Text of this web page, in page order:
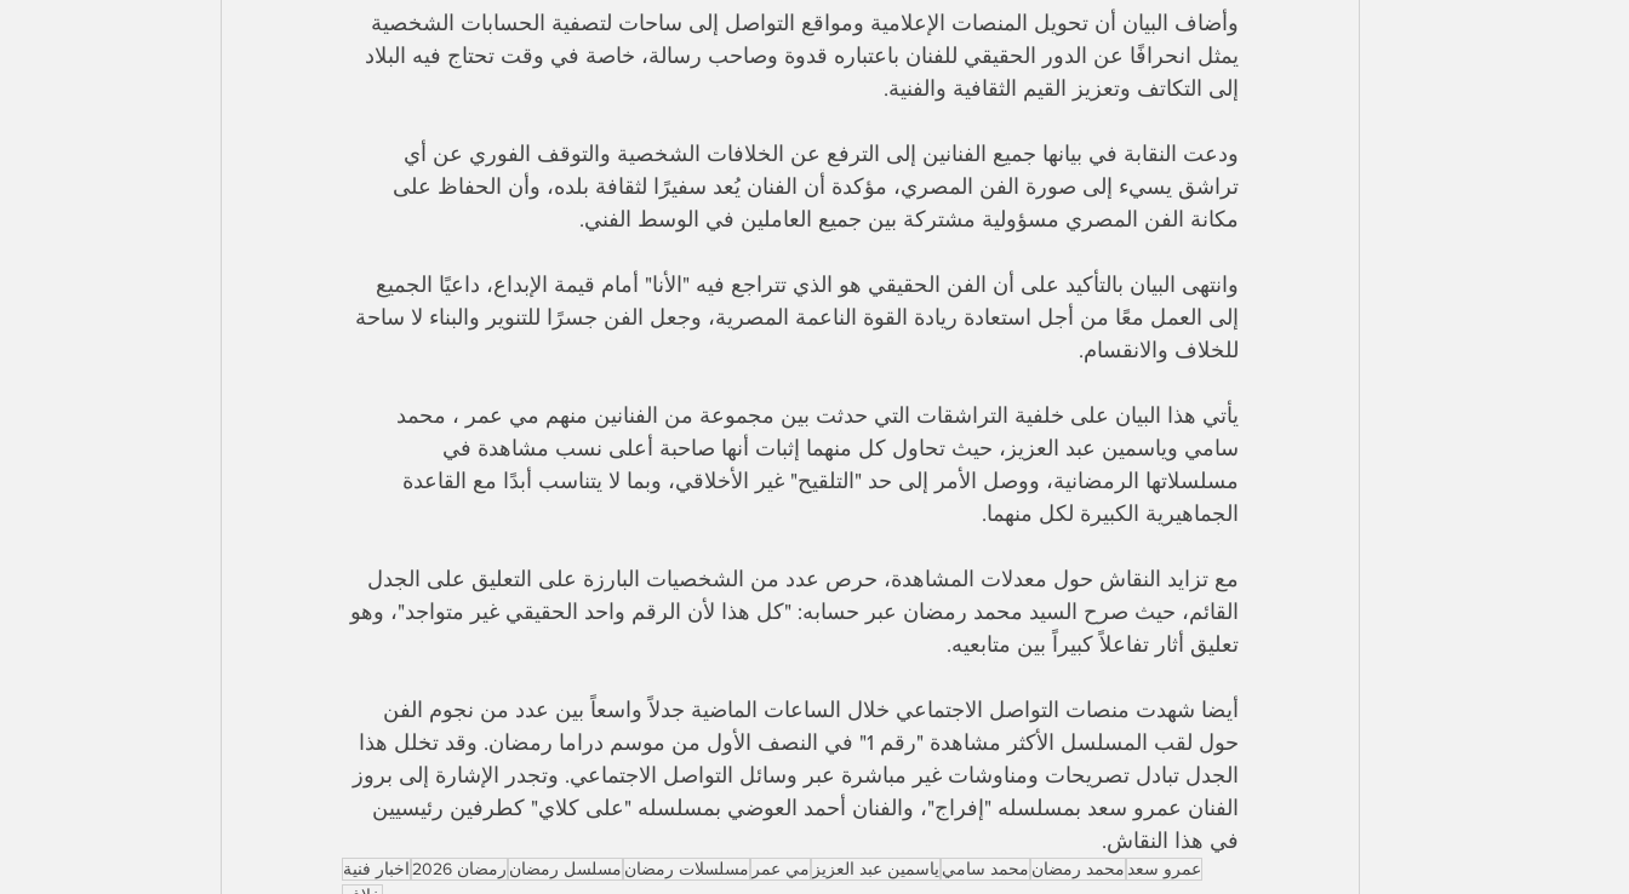
وأضاف البيان أن تحويل المنصات الإعلامية ومواقع التواصل إلى ساحات لتصفية الحسابات الشخصية
يمثل انحرافًا عن الدور الحقيقي للفنان باعتباره قدوة وصاحب رسالة، خاصة في وقت تحتاج فيه البلاد
إلى التكاتف وتعزيز القيم الثقافية والفنية.
ودعت النقابة في بيانها جميع الفنانين إلى الترفع عن الخلافات الشخصية والتوقف الفوري عن أي
تراشق يسيء إلى صورة الفن المصري، مؤكدة أن الفنان يُعد سفيرًا لثقافة بلده، وأن الحفاظ على
مكانة الفن المصري مسؤولية مشتركة بين جميع العاملين في الوسط الفني.
وانتهى البيان بالتأكيد على أن الفن الحقيقي هو الذي تتراجع فيه "الأنا" أمام قيمة الإبداع، داعيًا الجميع
إلى العمل معًا من أجل استعادة ريادة القوة الناعمة المصرية، وجعل الفن جسرًا للتنوير والبناء لا ساحة
للخلاف والانقسام.
يأتي هذا البيان على خلفية التراشقات التي حدثت بين مجموعة من الفنانين منهم مي عمر ، محمد
سامي وياسمين عبد العزيز، حيث تحاول كل منهما إثبات أنها صاحبة أعلى نسب مشاهدة في
مسلسلاتها الرمضانية، ووصل الأمر إلى حد "التلقيح" غير الأخلاقي، وبما لا يتناسب أبدًا مع القاعدة
الجماهيرية الكبيرة لكل منهما.
مع تزايد النقاش حول معدلات المشاهدة، حرص عدد من الشخصيات البارزة على التعليق على الجدل
القائم، حيث صرح السيد محمد رمضان عبر حسابه: "كل هذا لأن الرقم واحد الحقيقي غير متواجد"، وهو
تعليق أثار تفاعلاً كبيراً بين متابعيه.
أيضا شهدت منصات التواصل الاجتماعي خلال الساعات الماضية جدلاً واسعاً بين عدد من نجوم الفن
حول لقب المسلسل الأكثر مشاهدة "رقم 1" في النصف الأول من موسم دراما رمضان. وقد تخلل هذا
الجدل تبادل تصريحات ومناوشات غير مباشرة عبر وسائل التواصل الاجتماعي. وتجدر الإشارة إلى بروز
الفنان عمرو سعد بمسلسله "إفراج"، والفنان أحمد العوضي بمسلسله "على كلاي" كطرفين رئيسيين
في هذا النقاش.
اخبار فنية رمضان 2026 مسلسل رمضان مسلسلات رمضان مي عمر ياسمين عبد العزيز محمد سامي محمد رمضان عمرو سعد